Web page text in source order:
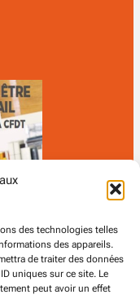
des technologies telles
des appareils.
de traiter des données
uniques sur ce site. Le
peut avoir un effet